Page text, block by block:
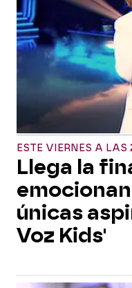
ESTE VIERNES A LAS
Llega la
únicas
Voz Kids'